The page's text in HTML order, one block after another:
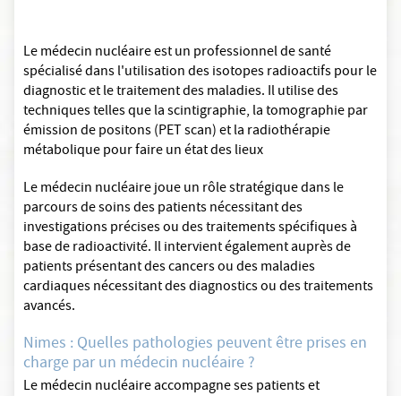
Le médecin nucléaire est un professionnel de santé
spécialisé dans l'utilisation des isotopes radioactifs pour le
diagnostic et le traitement des maladies. Il utilise des
techniques telles que la scintigraphie, la tomographie par
émission de positons (PET scan) et la radiothérapie
métabolique pour faire un état des lieux
Le médecin nucléaire joue un rôle stratégique dans le
parcours de soins des patients nécessitant des
investigations précises ou des traitements spécifiques à
base de radioactivité. Il intervient également auprès de
patients présentant des cancers ou des maladies
cardiaques nécessitant des diagnostics ou des traitements
avancés.
Nimes : Quelles pathologies peuvent être prises en
charge par un médecin nucléaire ?
Le médecin nucléaire accompagne ses patients et